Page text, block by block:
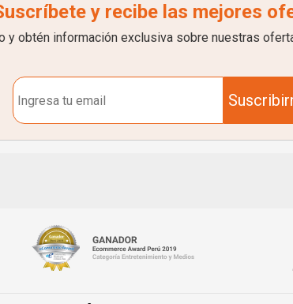
y recibe las mejores
y obtén información exclusiva sobre nuestras